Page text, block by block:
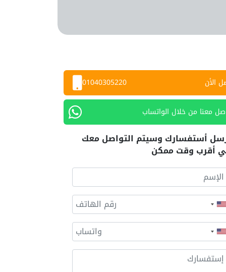
الأن 01040305220
معنا من خلال الواتساب
أستفسارك وسيتم التواصل معك
أقرب وقت ممكن